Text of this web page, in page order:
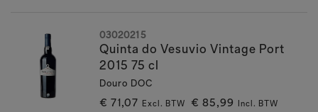
Quinta do Vesuvio Vintage Port
2015 75 cl
Douro DOC
€ 71,07 Excl. BTW € 85,99 Incl. BTW
03020215